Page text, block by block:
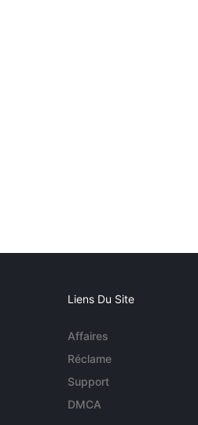
Liens Du Site
Affaires
Réclame
Support
DMCA